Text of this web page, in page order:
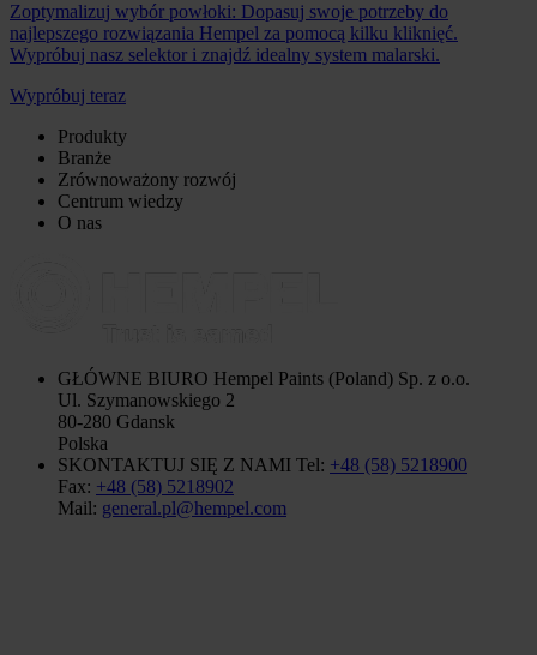
Zoptymalizuj wybór powłoki: Dopasuj swoje potrzeby do
najlepszego rozwiązania Hempel za pomocą kilku kliknięć.
Wypróbuj nasz selektor i znajdź idealny system malarski.
Wypróbuj teraz
Produkty
Branże
Zrównoważony rozwój
Centrum wiedzy
O nas
GŁÓWNE BIURO Hempel Paints (Poland) Sp. z o.o.
Ul. Szymanowskiego 2
80-280 Gdansk
Polska
SKONTAKTUJ SIĘ Z NAMI Tel: +48 (58) 5218900
Fax: +48 (58) 5218902
Mail: general.pl@hempel.com